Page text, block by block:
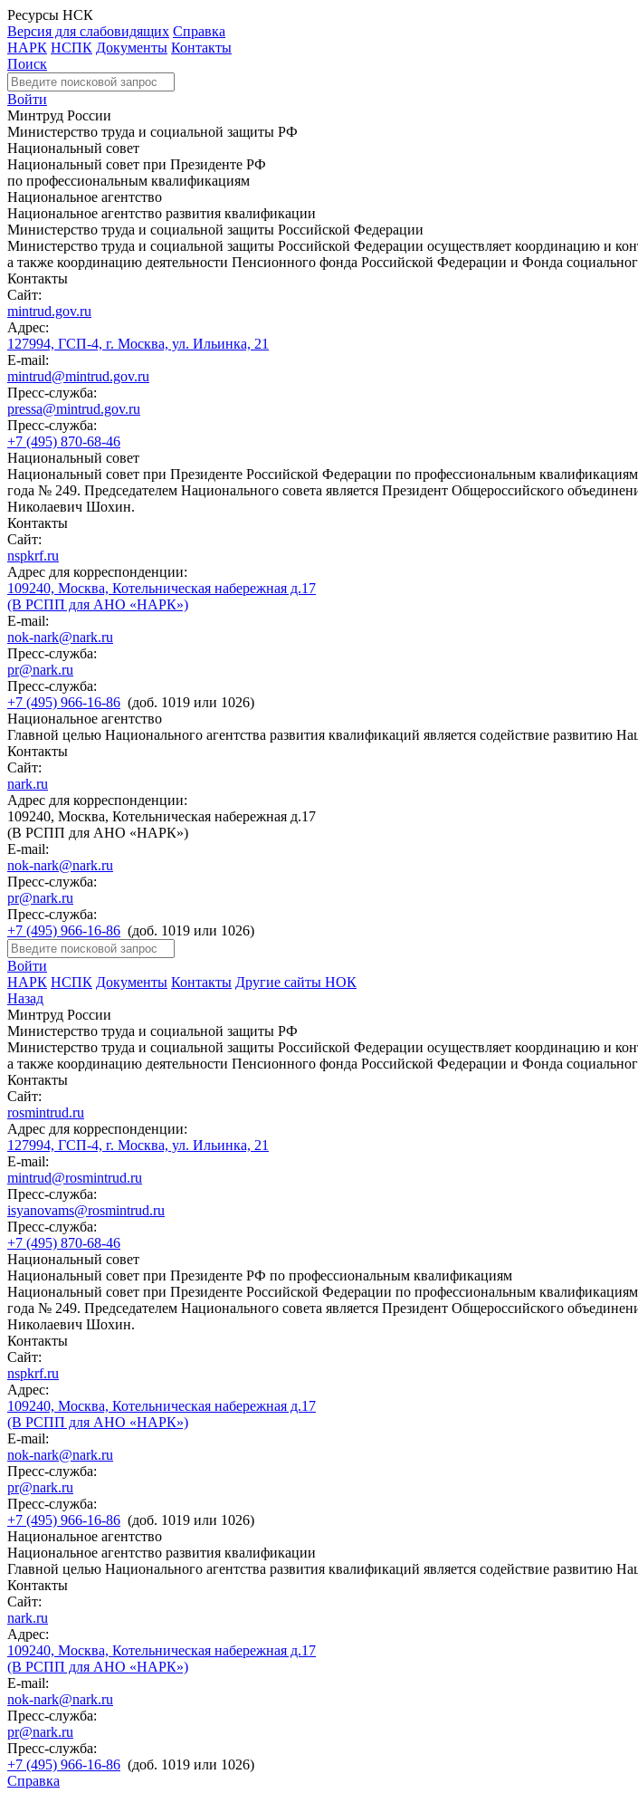
Ресурсы НСК
Версия для слабовидящих Справка
НАРК НСПК Документы Контакты
Поиск
Войти
Минтруд России
Министерство труда и социальной защиты РФ
Национальный совет
Национальный совет при Президенте РФ
по профессиональным квалификациям
Национальное агентство
Национальное агентство развития квалификации
Министерство труда и социальной защиты Российской Федерации
Министерство труда и социальной защиты Российской Федерации осуществляет координацию и
а также координацию деятельности Пенсионного фонда Российской Федерации и Фонда
Контакты
Сайт:
mintrud.gov.ru
Адрес:
127994, ГСП-4, г. Москва, ул. Ильинка, 21
E-mail:
mintrud@mintrud.gov.ru
Пресс-служба:
pressa@mintrud.gov.ru
Пресс-служба:
+7 (495) 870-68-46
Национальный совет
Национальный совет при Президенте Российской Федерации по профессиональным
года № 249. Председателем Национального совета является Президент Общероссийского
Николаевич Шохин.
Контакты
Сайт:
nspkrf.ru
Адрес для корреспонденции:
109240, Москва, Котельническая набережная д.17
(В РСПП для АНО «НАРК»)
E-mail:
nok-nark@nark.ru
Пресс-служба:
pr@nark.ru
Пресс-служба:
+7 (495) 966-16-86 (доб. 1019 или 1026)
Национальное агентство
Главной целью Национального агентства развития квалификаций является содействие развитию
Контакты
Сайт:
nark.ru
Адрес для корреспонденции:
109240, Москва, Котельническая набережная д.17
(В РСПП для АНО «НАРК»)
E-mail:
nok-nark@nark.ru
Пресс-служба:
pr@nark.ru
Пресс-служба:
+7 (495) 966-16-86 (доб. 1019 или 1026)
Войти
НАРК НСПК Документы Контакты Другие сайты НОК
Назад
Минтруд России
Министерство труда и социальной защиты РФ
Министерство труда и социальной защиты Российской Федерации осуществляет координацию и
а также координацию деятельности Пенсионного фонда Российской Федерации и Фонда
Контакты
Сайт:
rosmintrud.ru
Адрес для корреспонденции:
127994, ГСП-4, г. Москва, ул. Ильинка, 21
E-mail:
mintrud@rosmintrud.ru
Пресс-служба:
isyanovams@rosmintrud.ru
Пресс-служба:
+7 (495) 870-68-46
Национальный совет
Национальный совет при Президенте РФ по профессиональным квалификациям
Национальный совет при Президенте Российской Федерации по профессиональным
года № 249. Председателем Национального совета является Президент Общероссийского
Николаевич Шохин.
Контакты
Сайт:
nspkrf.ru
Адрес:
109240, Москва, Котельническая набережная д.17
(В РСПП для АНО «НАРК»)
E-mail:
nok-nark@nark.ru
Пресс-служба:
pr@nark.ru
Пресс-служба:
+7 (495) 966-16-86 (доб. 1019 или 1026)
Национальное агентство
Национальное агентство развития квалификации
Главной целью Национального агентства развития квалификаций является содействие развитию
Контакты
Сайт:
nark.ru
Адрес:
109240, Москва, Котельническая набережная д.17
(В РСПП для АНО «НАРК»)
E-mail:
nok-nark@nark.ru
Пресс-служба:
pr@nark.ru
Пресс-служба:
+7 (495) 966-16-86 (доб. 1019 или 1026)
Справка